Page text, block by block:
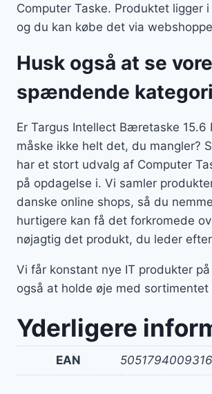
Computer Taske. Produktet ligger
og du kan købe det via
Husk også at se
spændende
Er Targus Intellect Bæretaske 15.6
måske ikke helt det, du mangler?
har et stort udvalg af Computer
på opdagelse i. Vi samler
danske online shops, så du
hurtigere kan få det forkromede
nøjagtig det produkt, du leder
Vi får konstant nye IT produkter
også at holde øje med sortimentet
Yderligere
EAN 5051794009316